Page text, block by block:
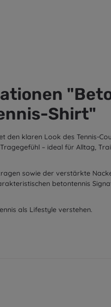
Shirt"
den klaren Look des Tennis-
– ideal für Alltag,
sowie der verstärkte
betontennis
als Lifestyle verstehen.